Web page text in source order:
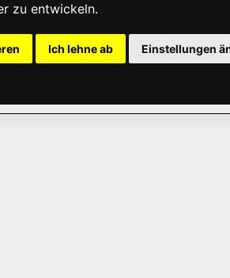
zu entwickeln.
Ich lehne ab Einstellungen